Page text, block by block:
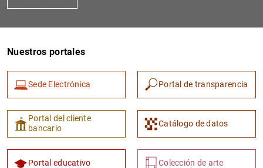
1 2
Nuestros portales
Sede Electrónica Portal de transparencia
Portal del cliente
bancario
Catálogo de datos
Portal educativo Colección de arte